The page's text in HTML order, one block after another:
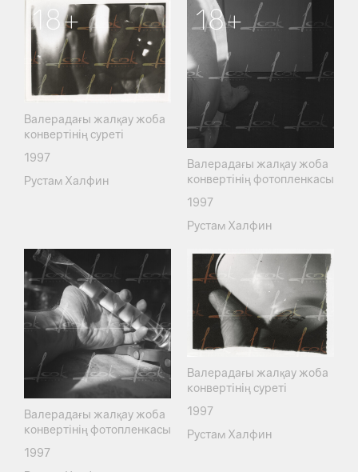
18+
Валерадағы жалқау жоба
конвертінің суреті
1997
Рустам Халфин
18+
Валерадағы жалқау жоба
конвертінің фотопленкасы
1997
Рустам Халфин
Валерадағы жалқау жоба
конвертінің фотопленкасы
1997
Валерадағы жалқау жоба
конвертінің суреті
1997
Рустам Халфин